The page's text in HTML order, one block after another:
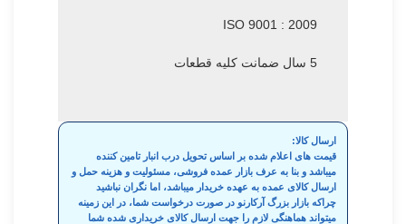
ISO 9001 : 2009
5 سال ضمانت کلیه قطعات
ارسال کالا:
قیمت های اعلام شده بر اساس تحویل درب انبار تامین کننده
میباشد و بنا به عرف بازار عمده فروشی، مسئولیت و هزینه حمل و
ارسال کالای عمده به عهده خریدار میباشد، اما نگران نباشید
چراکه بازار بزرگ آرکارنو در صورت درخواست شما، در این زمینه
میتواند هماهنگی لازم را جهت ارسال کالای خریداری شده شما